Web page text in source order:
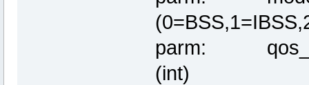
parm:
(int)